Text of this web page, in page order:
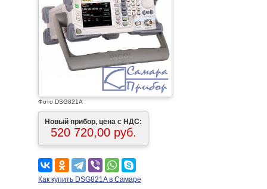
Фото DSG821A
Новый прибор, цена с НДС:
520 720,00 руб.
Как купить DSG821A в Самаре